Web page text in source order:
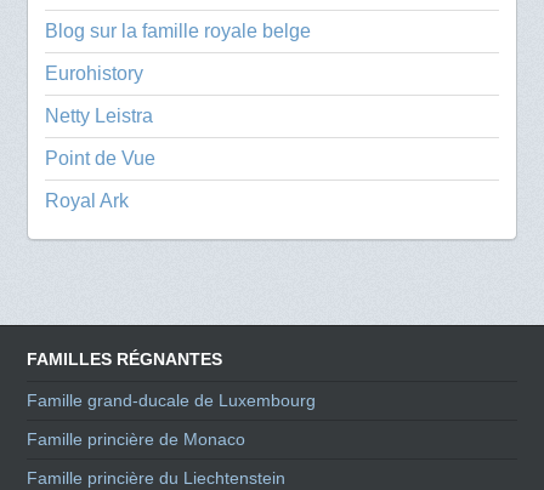
Blog sur la famille royale belge
Eurohistory
Netty Leistra
Point de Vue
Royal Ark
FAMILLES RÉGNANTES
Famille grand-ducale de Luxembourg
Famille princière de Monaco
Famille princière du Liechtenstein